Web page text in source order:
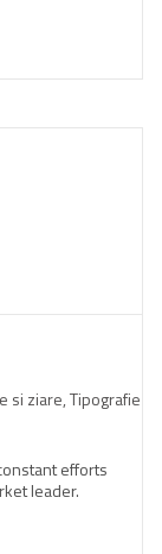
si ziare, Tipografie
efforts
leader.